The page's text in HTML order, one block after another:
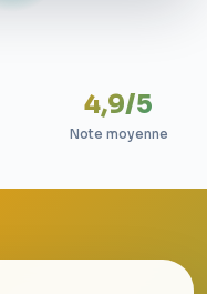
4,9/5
Note moyenne